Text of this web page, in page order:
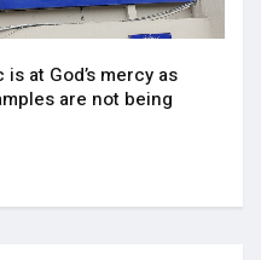
at God’s mercy as
are not being